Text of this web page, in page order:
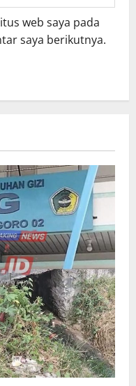
web saya pada
saya berikutnya.